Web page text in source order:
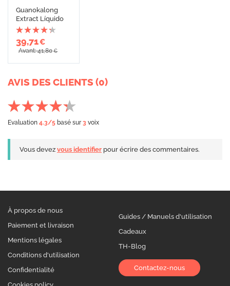
Guanokalong
Extract Líquido
39,71€
Avant: 41,80€
AVIS DES CLIENTS (0)
Evaluation 4.3/5 basé sur3 voix
Vous devez vous identifier pour écrire des commentaires.
À propos de nous
Paiement et livraison
Mentions légales
Conditions d'utilisation
Confidentialité
Guides / Manuels d'utilisation
Cadeaux
TH-Blog
Contactez-nous